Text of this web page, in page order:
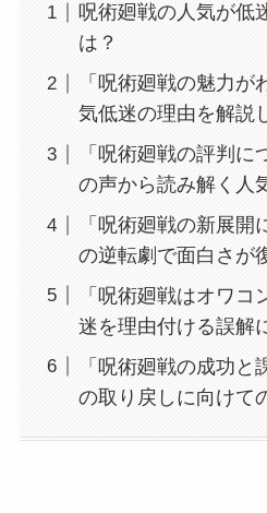
呪術廻戦の人気が低
は？
「呪術廻戦の魅力が
気低迷の理由を解説
「呪術廻戦の評判
の声から読み解く人
「呪術廻戦の新展開
の逆転劇で面白さが
「呪術廻戦はオワ
迷を理由付ける誤解
「呪術廻戦の成功
の取り戻しに向けて